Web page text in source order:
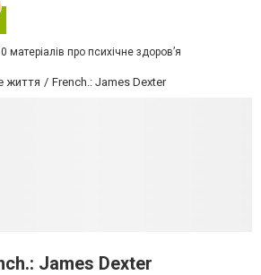
матеріалів про психічне здоров’я
життя French.: James Dexter
James Dexter